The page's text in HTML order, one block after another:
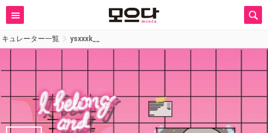
キュレーター一覧 ysxxxk__